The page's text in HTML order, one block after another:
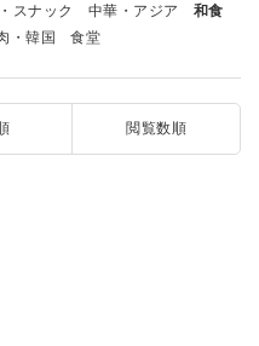
スナック 中華・アジア
和食
・韓国 食堂
閲覧数順